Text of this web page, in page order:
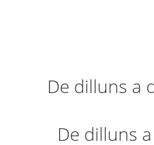
De dilluns a
De dilluns